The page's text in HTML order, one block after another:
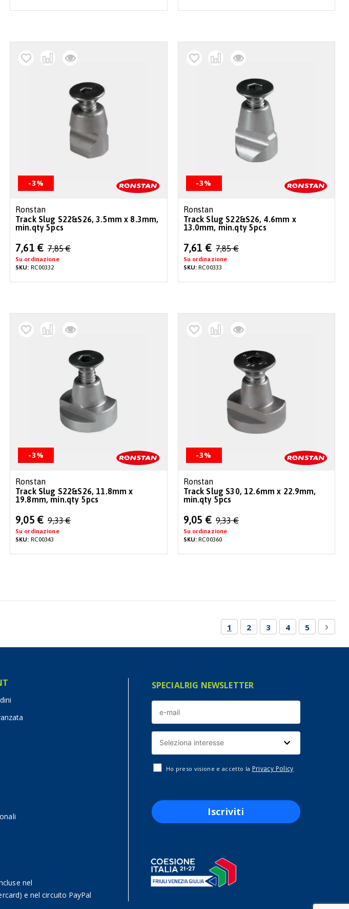
-3%
Ronstan
Track Slug S22&S26, 3.5mm x 8.3mm,
min.qty 5pcs
Special
Price
7,61 € 7,85 €
Su ordinazione
SKU: RC00332
-3%
Ronstan
Track Slug S22&S26, 4.6mm x
13.0mm, min.qty 5pcs
Special
Price
7,61 € 7,85 €
Su ordinazione
SKU:RC00333
-3%
Ronstan
Track Slug S22&S26, 11.8mm x
19.8mm, min.qty 5pcs
Special
Price
9,05 € 9,33 €
Su ordinazione
SKU: RC00343
-3%
Ronstan
Track Slug S30, 12.6mm x 22.9mm,
min.qty 5pcs
Special
Price
9,05 € 9,33 €
Su ordinazione
SKU:RC00360
Pagina
Attualmente stai leggendo la
1 Pagina
2 Pagina
3 Pagina
4 Pagina
5
nel
e nel circuito PayPal
SPECIALRIG NEWSLETTER
Ho preso visione e accetto la Privacy Policy
Iscriviti